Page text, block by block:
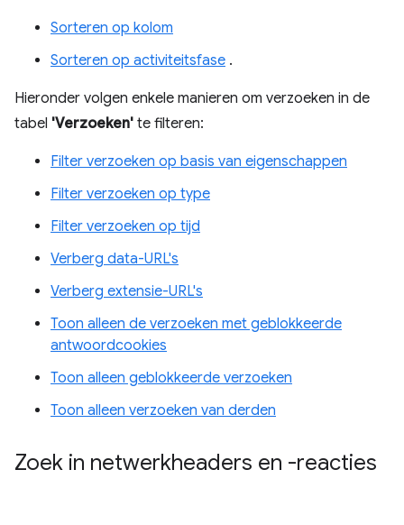
Sorteren op kolom
Sorteren op activiteitsfase .
Hieronder volgen enkele manieren om verzoeken in de
tabel 'Verzoeken' te filteren:
Filter verzoeken op basis van eigenschappen
Filter verzoeken op type
Filter verzoeken op tijd
Verberg data-URL's
Verberg extensie-URL's
Toon alleen de verzoeken met geblokkeerde
antwoordcookies
Toon alleen geblokkeerde verzoeken
Toon alleen verzoeken van derden
Zoek in netwerkheaders en -reacties